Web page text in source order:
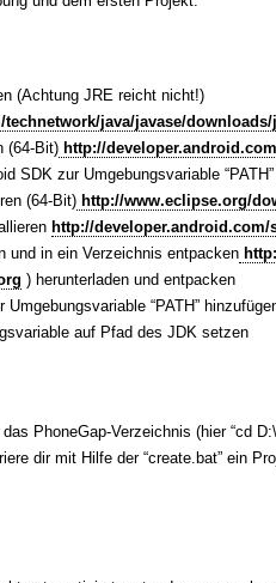
(Achtung JRE reicht nicht!)
java/javase/downloads/
(64-Bit) http://
SDK zur Umgebungsvariable
(64-Bit) http://www.eclipse.org/
http://
und in ein Verzeichnis entpacken
) herunterladen und entpacken
Umgebungsvariable “PATH”
auf Pfad des JDK setzen
PhoneGap-Verzeichnis (hier “cd
dir mit Hilfe der “create.bat” ein